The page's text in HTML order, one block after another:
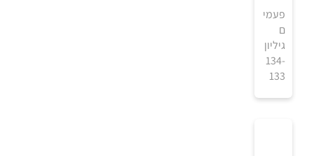
4
5
₪
פעמי
ם
גיליון
134-
133